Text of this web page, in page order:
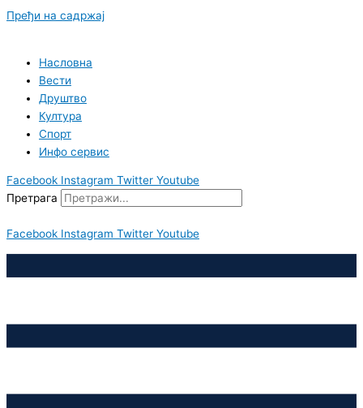
Пређи на садржај
Насловна
Вести
Друштво
Култура
Спорт
Инфо сервис
Facebook Instagram Twitter Youtube
Претрага
Facebook Instagram Twitter Youtube